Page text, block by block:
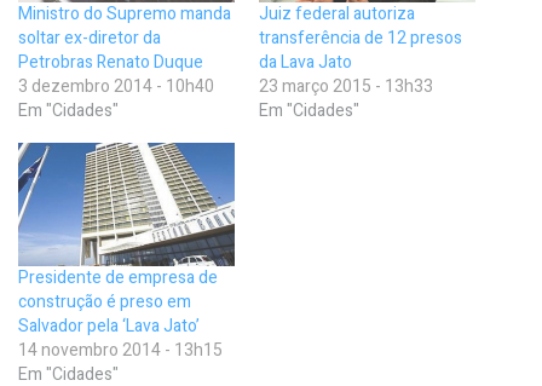
Ministro do Supremo manda
soltar ex-diretor da
Petrobras Renato Duque
3 dezembro 2014 - 10h40
Em "Cidades"
Juiz federal autoriza
transferência de 12 presos
da Lava Jato
23 março 2015 - 13h33
Em "Cidades"
Presidente de empresa de
construção é preso em
Salvador pela ‘Lava Jato’
14 novembro 2014 - 13h15
Em "Cidades"